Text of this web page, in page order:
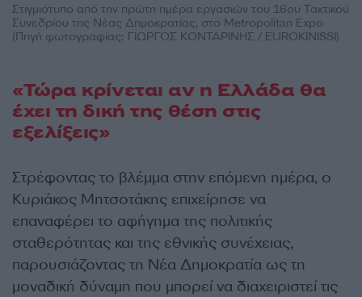
Στιγμιότυπο από την πρώτη ημέρα εργασιών του 16ου Τακτικού
Συνεδρίου της Νέας Δημοκρατίας, στο Metropolitan Expo
(Πηγή φωτογραφίας: ΓΙΩΡΓΟΣ ΚΟΝΤΑΡΙΝΗΣ / EUROKINISSI)
«Τώρα κρίνεται αν η Ελλάδα θα
έχει τη δική της θέση στις
εξελίξεις»
Στρέφοντας το βλέμμα στην επόμενη ημέρα, ο
Κυριάκος Μητσοτάκης επιχείρησε να
επαναφέρει το αφήγημα της πολιτικής
σταθερότητας και της εθνικής συνέχειας,
παρουσιάζοντας τη Νέα Δημοκρατία ως τη
μοναδική δύναμη που μπορεί να διαχειριστεί τις